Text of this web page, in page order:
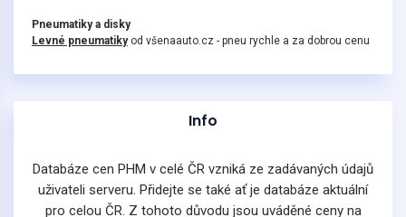
Pneumatiky a disky
Levné pneumatikyod všenaauto.cz - pneu rychle a za dobrou cenu
Info
Databáze cen PHM v celé ČR vzniká ze zadávaných údajů
uživateli serveru. Přidejte se také ať je databáze aktuální
pro celou ČR. Z tohoto důvodu jsou uváděné ceny na